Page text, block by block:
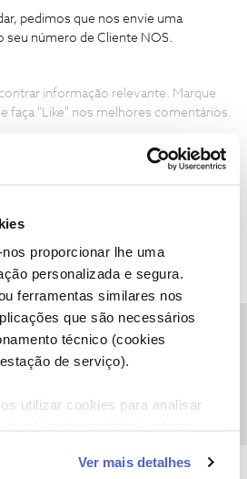
proporcionar lhe uma
personalizada e segura.
ferramentas similares nos
que são necessários
técnico (cookies
de serviço).
utilizar cookies para analisar
de personalização e
Ver mais detalhes
pedimos que nos envie uma
seu número de Cliente NOS.
informação relevante. Marque
faça "Like" nos melhores comentários.
@Sérgio Paulo S.
pedimos que nos envie uma
seu número de Cliente NOS.
Sousa